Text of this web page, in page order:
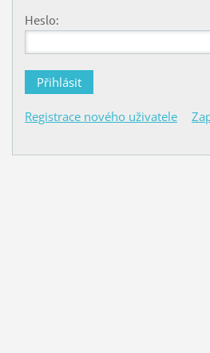
Heslo:
Registrace nového uživatele